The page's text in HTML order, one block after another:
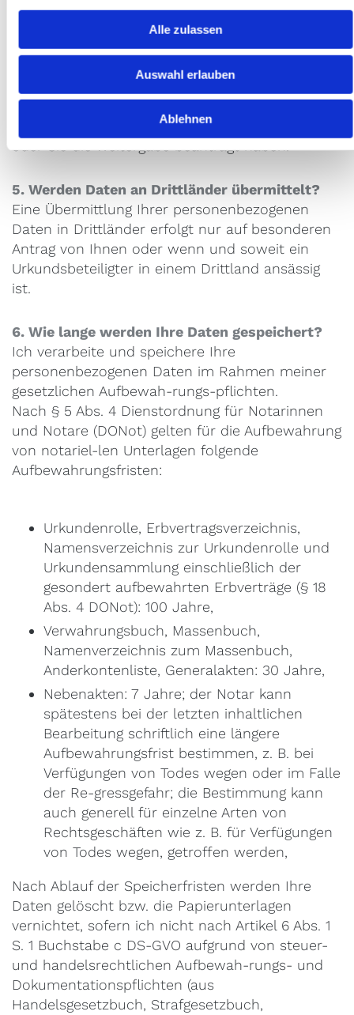
Alle zulassen
Auswahl erlauben
Ablehnen
an die Notarkammer oder meine
Dienstaufsichtsbehör-de verpflichtet, die
wiederum einer amtlichen
Verschwiegenheitspflicht unterliegen.
weitergegeben, wenn ich hierzu aufgrund von
Ihnen abgegebener Erklä-rungen verpflichtet bin
5. Werden Daten an Drittländer übermittelt?
Eine Übermittlung Ihrer personenbezogenen
Daten in Drittländer erfolgt nur auf besonderen
Antrag von Ihnen oder wenn und soweit ein
Urkundsbeteiligter in einem Drittland ansässig
ist.
6. Wie lange werden Ihre Daten gespeichert?
Ich verarbeite und speichere Ihre
personenbezogenen Daten im Rahmen meiner
gesetzlichen Aufbewah-rungs-pflichten.
Nach § 5 Abs. 4 Dienstordnung für Notarinnen
und Notare (DONot) gelten für die Aufbewahrung
von notariel-len Unterlagen folgende
Aufbewahrungsfristen:
Urkundenrolle, Erbvertragsverzeichnis,
Namensverzeichnis zur Urkundenrolle und
Urkundensammlung einschließlich der
gesondert aufbewahrten Erbverträge (§ 18
Abs. 4 DONot): 100 Jahre,
Verwahrungsbuch, Massenbuch,
Namenverzeichnis zum Massenbuch,
Anderkontenliste, Generalakten: 30 Jahre,
Nebenakten: 7 Jahre; der Notar kann
spätestens bei der letzten inhaltlichen
Bearbeitung schriftlich eine längere
Aufbewahrungsfrist bestimmen, z. B. bei
Verfügungen von Todes wegen oder im Falle
der Re-gressgefahr; die Bestimmung kann
auch generell für einzelne Arten von
Rechtsgeschäften wie z. B. für Verfügungen
von Todes wegen, getroffen werden,
Nach Ablauf der Speicherfristen werden Ihre
Daten gelöscht bzw. die Papierunterlagen
vernichtet, sofern ich nicht nach Artikel 6 Abs. 1
S. 1 Buchstabe c DS-GVO aufgrund von steuer-
und handelsrechtlichen Aufbewah-rungs- und
Dokumentationspflichten (aus
Handelsgesetzbuch, Strafgesetzbuch,